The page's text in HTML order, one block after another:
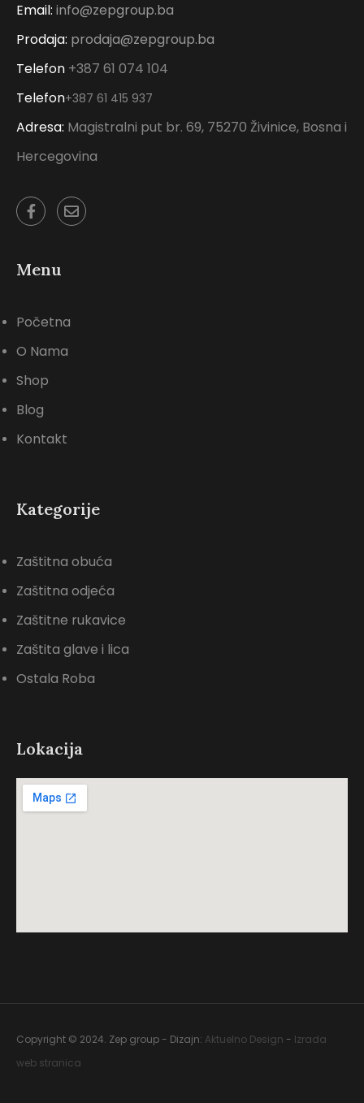
Email: info@zepgroup.ba
Prodaja: prodaja@zepgroup.ba
Telefon +387 61 074 104
Telefon+387 61 415 937
Adresa: Magistralni put br. 69, 75270 Živinice, Bosna i
Hercegovina
Menu
Početna
O Nama
Shop
Blog
Kontakt
Kategorije
Zaštitna obuća
Zaštitna odjeća
Zaštitne rukavice
Zaštita glave i lica
Ostala Roba
Lokacija
Copyright © 2024. Zep group - Dizajn: Aktuelno Design - Izrada
web stranica